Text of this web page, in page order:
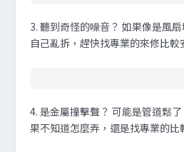
3.聽到奇怪的噪音？ 如果像是風
自己亂拆，趕快找專業的來修比較
4.是金屬撞擊聲？ 可能是管道鬆
果不知道怎麼弄，還是找專業的比